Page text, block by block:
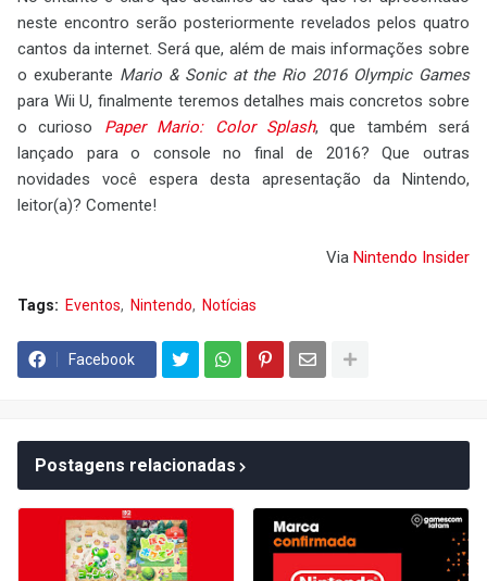
neste encontro serão posteriormente revelados pelos quatro
cantos da internet. Será que, além de mais informações sobre
o exuberante Mario & Sonic at the Rio 2016 Olympic Games
para Wii U, finalmente teremos detalhes mais concretos sobre
o curioso Paper Mario: Color Splash, que também será
lançado para o console no final de 2016? Que outras
novidades você espera desta apresentação da Nintendo,
leitor(a)? Comente!
Via Nintendo Insider
Tags: Eventos Nintendo Notícias
Facebook
Postagens relacionadas